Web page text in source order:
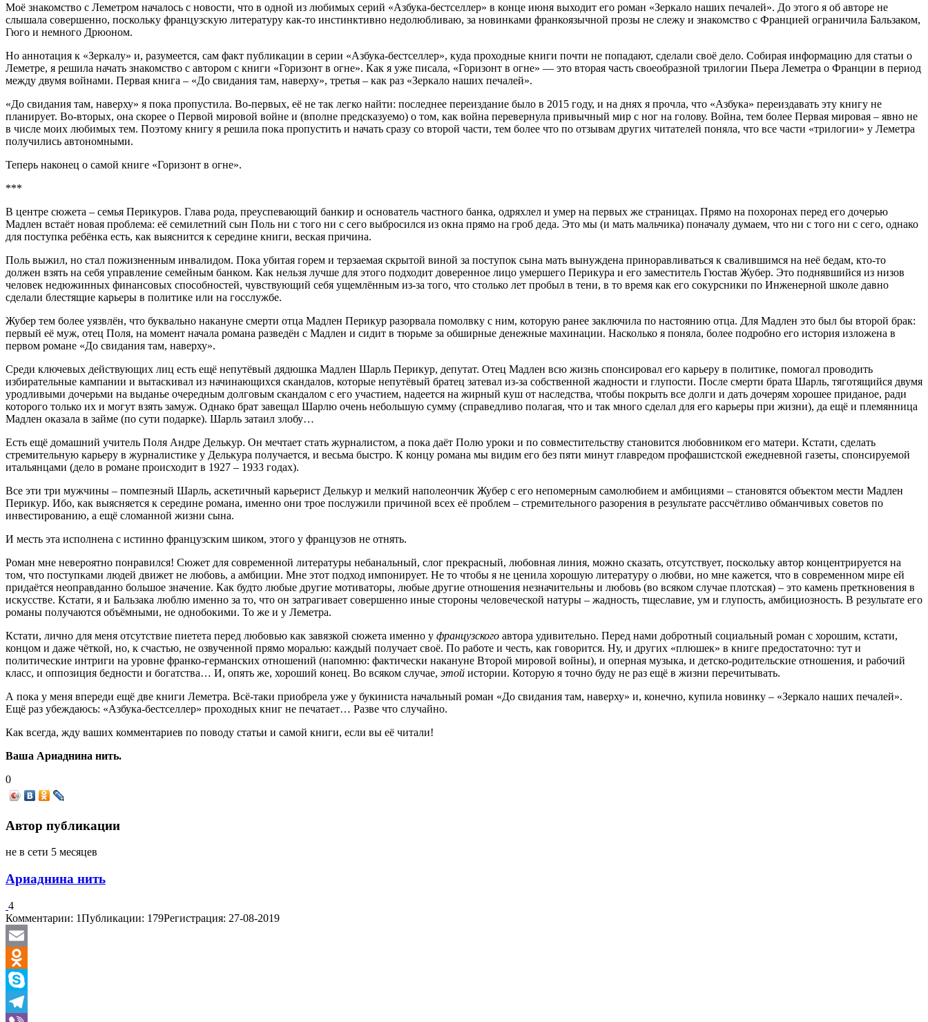
Моё знакомство с Леметром началось с новости, что в одной из любимых серий «Азбука-бестселлер» в конце июня выходит его роман «Зеркало наших печалей». До этого я об авторе не
слышала совершенно, поскольку французскую литературу как-то инстинктивно недолюбливаю, за новинками франкоязычной прозы не слежу и знакомство с Францией ограничила Бальзаком,
Гюго и немного Дрюоном.
Но аннотация к «Зеркалу» и, разумеется, сам факт публикации в серии «Азбука-бестселлер», куда проходные книги почти не попадают, сделали своё дело. Собирая информацию для статьи о
Леметре, я решила начать знакомство с автором с книги «Горизонт в огне». Как я уже писала, «Горизонт в огне» — это вторая часть своеобразной трилогии Пьера Леметра о Франции в период
между двумя войнами. Первая книга – «До свидания там, наверху», третья – как раз «Зеркало наших печалей».
«До свидания там, наверху» я пока пропустила. Во-первых, её не так легко найти: последнее переиздание было в 2015 году, и на днях я прочла, что «Азбука» переиздавать эту книгу не
планирует. Во-вторых, она скорее о Первой мировой войне и (вполне предсказуемо) о том, как война перевернула привычный мир с ног на голову. Война, тем более Первая мировая – явно не
в числе моих любимых тем. Поэтому книгу я решила пока пропустить и начать сразу со второй части, тем более что по отзывам других читателей поняла, что все части «трилогии» у Леметра
получились автономными.
Теперь наконец о самой книге «Горизонт в огне».
***
В центре сюжета – семья Перикуров. Глава рода, преуспевающий банкир и основатель частного банка, одряхлел и умер на первых же страницах. Прямо на похоронах перед его дочерью
Мадлен встаёт новая проблема: её семилетний сын Поль ни с того ни с сего выбросился из окна прямо на гроб деда. Это мы (и мать мальчика) поначалу думаем, что ни с того ни с сего, однако
для поступка ребёнка есть, как выяснится к середине книги, веская причина.
Поль выжил, но стал пожизненным инвалидом. Пока убитая горем и терзаемая скрытой виной за поступок сына мать вынуждена приноравливаться к свалившимся на неё бедам, кто-то
должен взять на себя управление семейным банком. Как нельзя лучше для этого подходит доверенное лицо умершего Перикура и его заместитель Гюстав Жубер. Это поднявшийся из низов
человек недюжинных финансовых способностей, чувствующий себя ущемлённым из-за того, что столько лет пробыл в тени, в то время как его сокурсники по Инженерной школе давно
сделали блестящие карьеры в политике или на госслужбе.
Жубер тем более уязвлён, что буквально накануне смерти отца Мадлен Перикур разорвала помолвку с ним, которую ранее заключила по настоянию отца. Для Мадлен это был бы второй брак:
первый её муж, отец Поля, на момент начала романа разведён с Мадлен и сидит в тюрьме за обширные денежные махинации. Насколько я поняла, более подробно его история изложена в
первом романе «До свидания там, наверху».
Среди ключевых действующих лиц есть ещё непутёвый дядюшка Мадлен Шарль Перикур, депутат. Отец Мадлен всю жизнь спонсировал его карьеру в политике, помогал проводить
избирательные кампании и вытаскивал из начинающихся скандалов, которые непутёвый братец затевал из-за собственной жадности и глупости. После смерти брата Шарль, тяготящийся двумя
уродливыми дочерьми на выданье очередным долговым скандалом с его участием, надеется на жирный куш от наследства, чтобы покрыть все долги и дать дочерям хорошее приданое, ради
которого только их и могут взять замуж. Однако брат завещал Шарлю очень небольшую сумму (справедливо полагая, что и так много сделал для его карьеры при жизни), да ещё и племянница
Мадлен оказала в займе (по сути подарке). Шарль затаил злобу…
Есть ещё домашний учитель Поля Андре Делькур. Он мечтает стать журналистом, а пока даёт Полю уроки и по совместительству становится любовником его матери. Кстати, сделать
стремительную карьеру в журналистике у Делькура получается, и весьма быстро. К концу романа мы видим его без пяти минут главредом профашистской ежедневной газеты, спонсируемой
итальянцами (дело в романе происходит в 1927 – 1933 годах).
Все эти три мужчины – помпезный Шарль, аскетичный карьерист Делькур и мелкий наполеончик Жубер с его непомерным самолюбием и амбициями – становятся объектом мести Мадлен
Перикур. Ибо, как выясняется к середине романа, именно они трое послужили причиной всех её проблем – стремительного разорения в результате рассчётливо обманчивых советов по
инвестированию, а ещё сломанной жизни сына.
И месть эта исполнена с истинно французским шиком, этого у французов не отнять.
Роман мне невероятно понравился! Сюжет для современной литературы небанальный, слог прекрасный, любовная линия, можно сказать, отсутствует, поскольку автор концентрируется на
том, что поступками людей движет не любовь, а амбиции. Мне этот подход импонирует. Не то чтобы я не ценила хорошую литературу о любви, но мне кажется, что в современном мире ей
придаётся неоправданно большое значение. Как будто любые другие мотиваторы, любые другие отношения незначительны и любовь (во всяком случае плотская) – это камень преткновения в
искусстве. Кстати, я и Бальзака люблю именно за то, что он затрагивает совершенно иные стороны человеческой натуры – жадность, тщеславие, ум и глупость, амбициозность. В результате его
романы получаются объёмными, не однобокими. То же и у Леметра.
Кстати, лично для меня отсутствие пиетета перед любовью как завязкой сюжета именно у французского автора удивительно. Перед нами добротный социальный роман с хорошим, кстати,
концом и даже чёткой, но, к счастью, не озвученной прямо моралью: каждый получает своё. По работе и честь, как говорится. Ну, и других «плюшек» в книге предостаточно: тут и
политические интриги на уровне франко-германских отношений (напомню: фактически накануне Второй мировой войны), и оперная музыка, и детско-родительские отношения, и рабочий
класс, и оппозиция бедности и богатства… И, опять же, хороший конец. Во всяком случае, этой истории. Которую я точно буду не раз ещё в жизни перечитывать.
А пока у меня впереди ещё две книги Леметра. Всё-таки приобрела уже у букиниста начальный роман «До свидания там, наверху» и, конечно, купила новинку – «Зеркало наших печалей».
Ещё раз убеждаюсь: «Азбука-бестселлер» проходных книг не печатает… Разве что случайно.
Как всегда, жду ваших комментариев по поводу статьи и самой книги, если вы её читали!
Ваша Ариаднина нить.
0
Автор публикации
не в сети 5 месяцев
Ариаднина нить
4
Комментарии: 1Публикации: 179Регистрация: 27-08-2019
Email
Odnoklassniki
Skype